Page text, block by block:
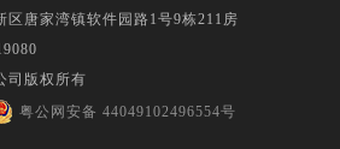
区唐家湾镇软件园路1号9栋211房
司版权所有
粤公网安备 44049102496554号